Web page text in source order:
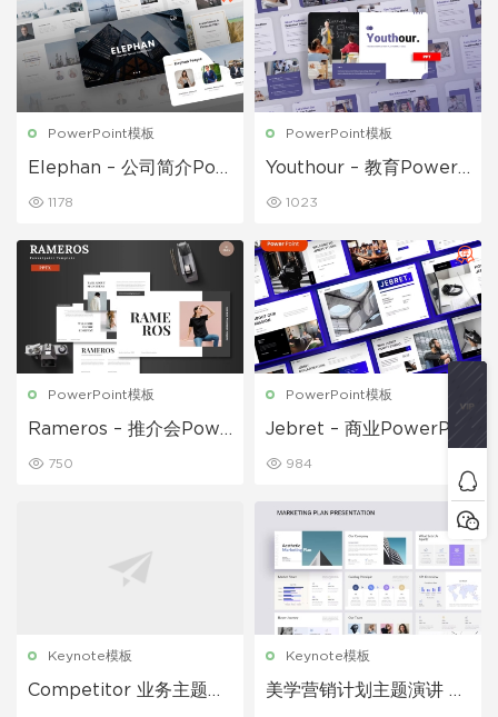
PowerPoint模板
Elephan – 公司简介Pow
1178
PowerPoint模板
Youthour – 教育PowerP
1023
PowerPoint模板
Rameros – 推介会Powe
750
PowerPoint模板
Jebret – 商业PowerPoi
984
Keynote模板
Competitor 业务主题演
Keynote模板
美学营销计划主题演讲 K